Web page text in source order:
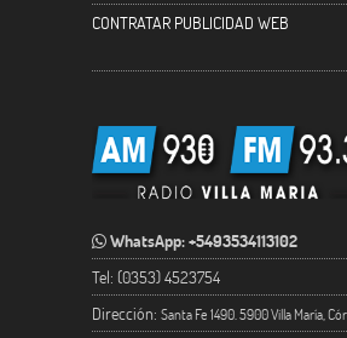
CONTRATAR PUBLICIDAD WEB
WhatsApp: +5493534113102
Tel: (0353) 4523754
Dirección: Santa Fe 1490. 5900 Villa María,